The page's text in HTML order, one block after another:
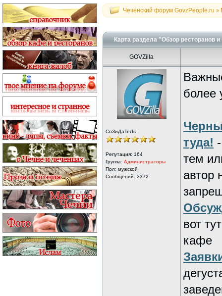
Чеченский форум GovzPeople.ru »
Карта раздела "Обзор ресторанов
GOVZilla
СоЗиДаТеЛь
Репутация: 164
Группа: Администраторы
Пол: мужской
Сообщений: 2372
более
туда!
тем
автор
вот
кафе